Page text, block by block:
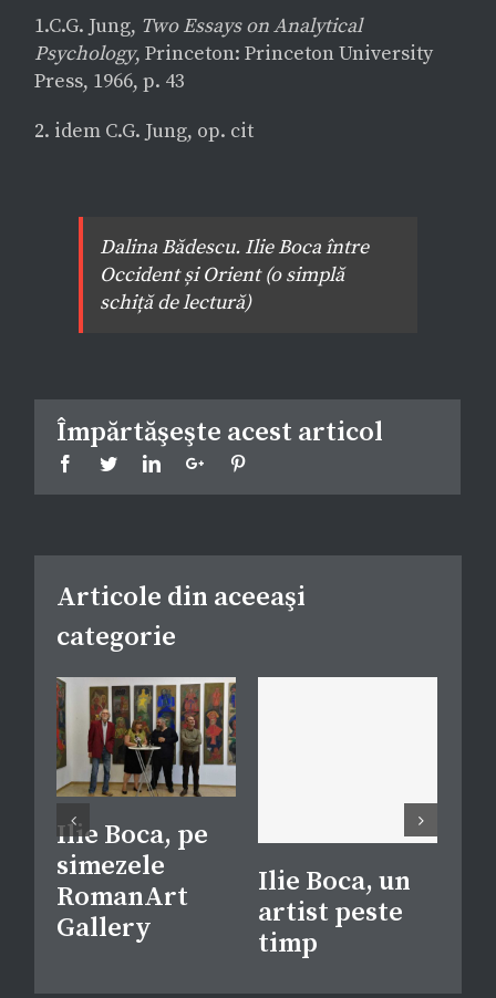
1.C.G. Jung, Two Essays on Analytical
Psychology, Princeton: Princeton University
Press, 1966, p. 43
2. idem C.G. Jung, op. cit
Dalina Bădescu. Ilie Boca între
Occident și Orient (o simplă
schiță de lectură)
Împărtăşeşte acest articol
FacebookTwitterLinkedinGoogle+
Articole din aceeaşi
categorie
Ilie Boca, pe
simezele
RomanArt
Gallery
Ilie Boca, un
artist peste
timp